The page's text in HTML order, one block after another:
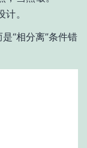
。
“相分离”条件错